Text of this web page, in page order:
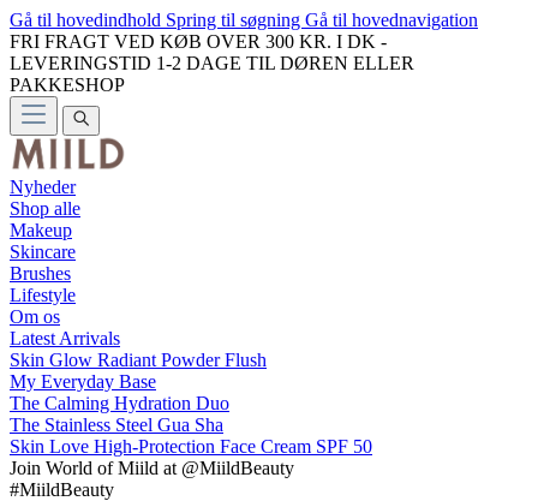
Gå til hovedindhold Spring til søgning Gå til hovednavigation
FRI FRAGT VED KØB OVER 300 KR. I DK -
LEVERINGSTID 1-2 DAGE TIL DØREN ELLER
PAKKESHOP
Nyheder
Shop alle
Makeup
Skincare
Brushes
Lifestyle
Om os
Latest Arrivals
Skin Glow Radiant Powder Flush
My Everyday Base
The Calming Hydration Duo
The Stainless Steel Gua Sha
Skin Love High-Protection Face Cream SPF 50
Join World of Miild at @MiildBeauty
#MiildBeauty